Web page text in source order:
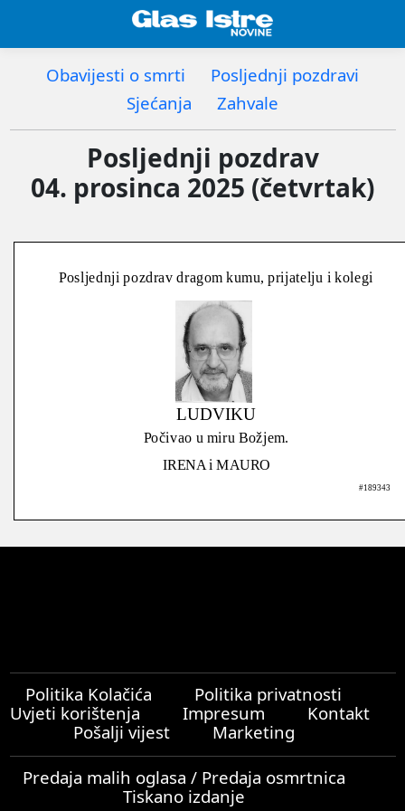
Obavijesti o smrti
Posljednji pozdravi
Sjećanja
Zahvale
Posljednji pozdrav
04. prosinca 2025 (četvrtak)
Posljednji pozdrav dragom kumu, prijatelju i kolegi
LUDVIKU
Počivao u miru Božjem.
IRENA i MAURO
#189343
Politika Kolačića
Politika privatnosti
Uvjeti korištenja
Impresum
Kontakt
Pošalji vijest
Marketing
Predaja malih oglasa / Predaja osmrtnica
Tiskano izdanje